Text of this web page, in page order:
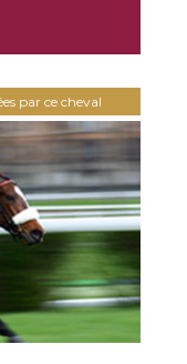
par ce cheval